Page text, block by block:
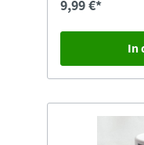
9,99 €*
In